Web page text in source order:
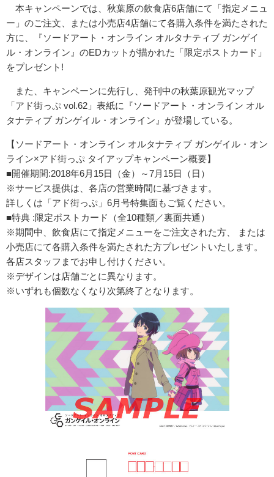
本キャンペーンでは、秋葉原の飲食店6店舗にて「指定メニュ
ー」のご注文、または小売店4店舗にて各購入条件を満たされた
方に、『ソードアート・オンライン オルタナティブ ガンゲイ
ル・オンライン』のEDカットが描かれた「限定ポストカード」
をプレゼント!
また、キャンペーンに先行し、発刊中の秋葉原観光マップ
「アド街っぷ vol.62」表紙に『ソードアート・オンライン オル
タナティブ ガンゲイル・オンライン』が登場している。
【ソードアート・オンライン オルタナティブ ガンゲイル・オン
ライン×アド街っぷ タイアップキャンペーン概要】
■開催期間:2018年6月15日（金）～7月15日（日）
※サービス提供は、各店の営業時間に基づきます。
詳しくは「アド街っぷ」6月号特集面もご覧ください。
■特典 :限定ポストカード（全10種類／裏面共通）
※期間中、飲食店にて指定メニューをご注文された方、 または
小売店にて各購入条件を満たされた方プレゼントいたします。
各店スタッフまでお申し付けください。
※デザインは店舗ごとに異なります。
※いずれも個数なくなり次第終了となります。